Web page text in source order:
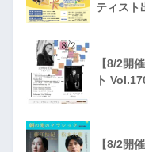
ティスト
【8/2開
ト
【8/2開